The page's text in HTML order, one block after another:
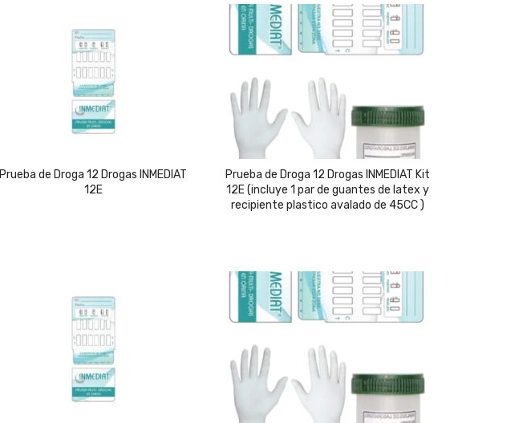
Prueba de Droga 12 Drogas INMEDIAT
12E
Prueba de Droga 12 Drogas INMEDIAT Kit
12E (incluye 1 par de guantes de latex y
recipiente plastico avalado de 45CC )